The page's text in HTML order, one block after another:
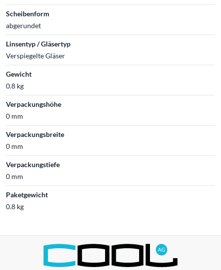
Scheibenform
abgerundet
Linsentyp / Gläsertyp
Verspiegelte Gläser
Gewicht
0.8 kg
Verpackungshöhe
0 mm
Verpackungsbreite
0 mm
Verpackungstiefe
0 mm
Paketgewicht
0.8 kg